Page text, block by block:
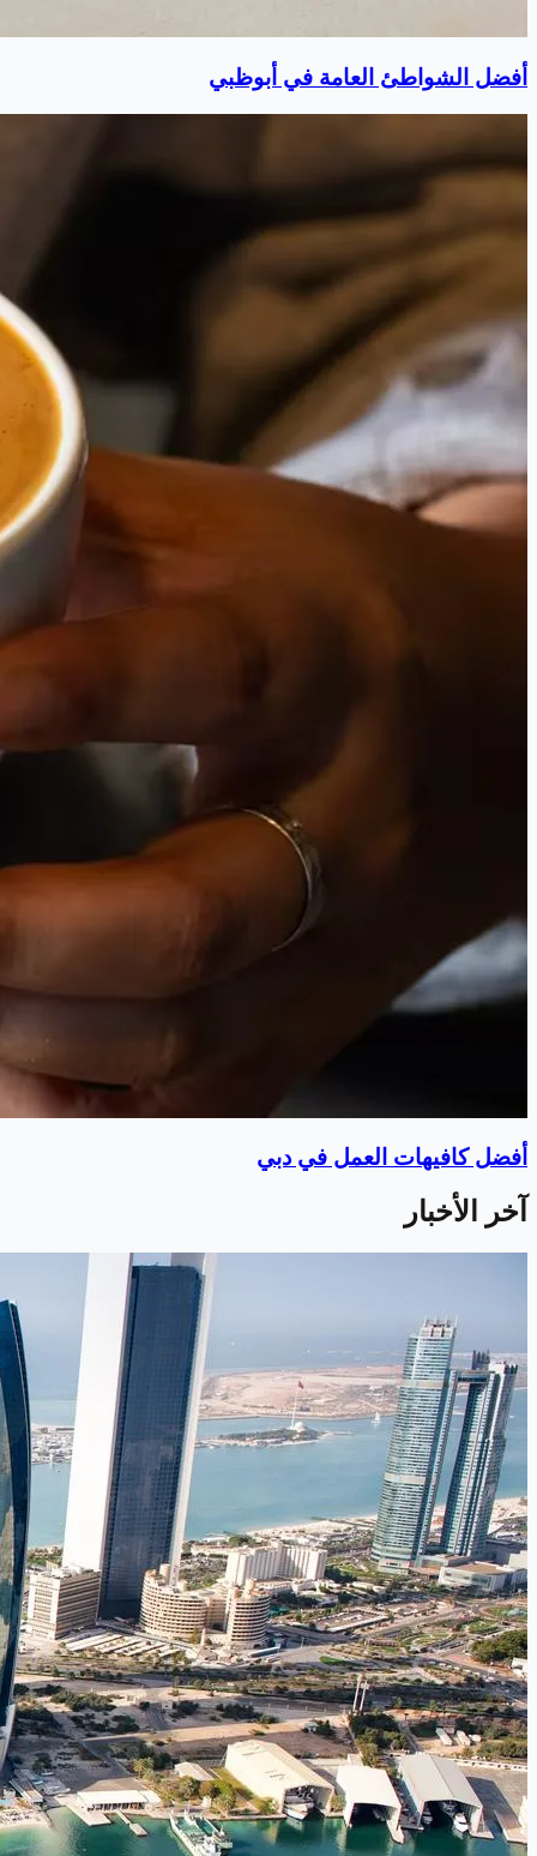
أفضل الشواطئ العامة في أبوظبي
أفضل كافيهات العمل في دبي
آخر الأخبار